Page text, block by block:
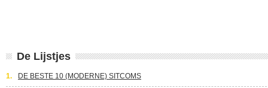
De Lijstjes
1. DE BESTE 10 (MODERNE) SITCOMS